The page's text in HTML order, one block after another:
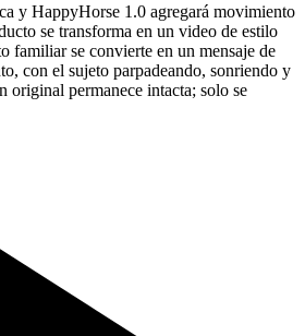
y HappyHorse 1.0 agregará movimiento
se transforma en un video de estilo
familiar se convierte en un mensaje de
con el sujeto parpadeando, sonriendo y
original permanece intacta; solo se